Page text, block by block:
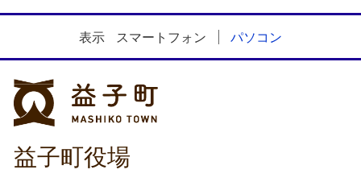
表示 スマートフォン パソコン
益子町役場